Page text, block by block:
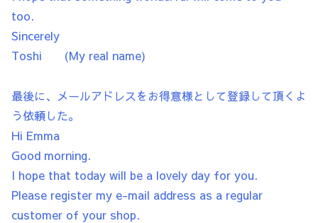
too.
Sincerely
Toshi (My real name)
最後に、メールアドレスをお得意様として登録して頂くよ
う依頼した。
Hi Emma
Good morning.
I hope that today will be a lovely day for you.
Please register my e-mail address as a regular
customer of your shop.